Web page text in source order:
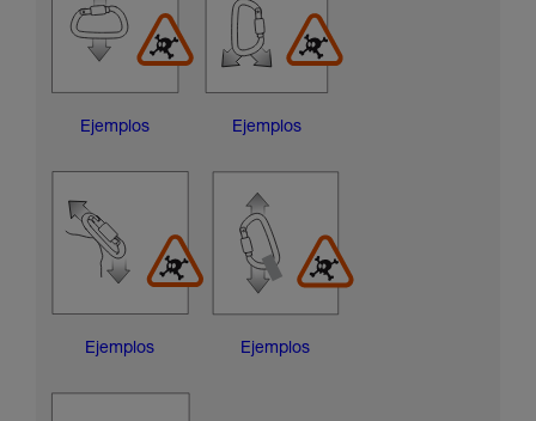
Ejemplos Ejemplos
Ejemplos Ejemplos